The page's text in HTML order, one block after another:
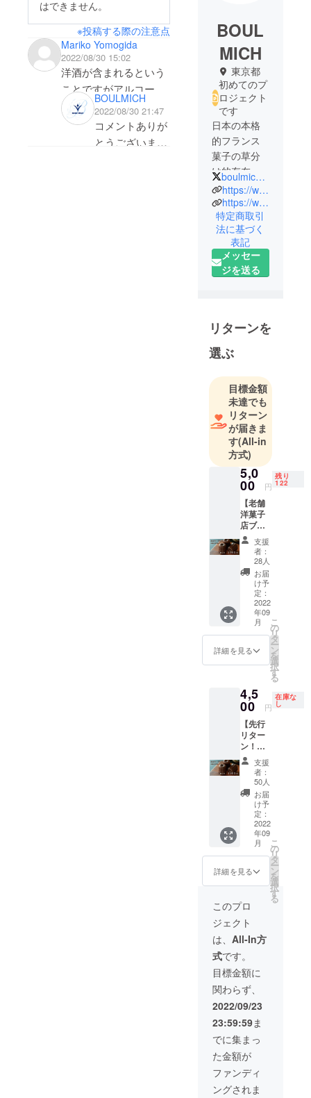
はできません。
※投稿する際の注意点
Mariko Yomogida
2022/08/30 15:02
洋酒が含まれるという
ことですがアルコール
は飛んでいないので
しょうか。トースター
で温めても無理でしょ
BOULMICH
2022/08/30 21:47
コメントありが
とうございま
BOUL
MICH
東京都
初めてのプ
ロジェクト
です
日本の本格
的フランス
菓子の草分
け的存在と
して知られ
ています。
店主・吉田
菊次郎がフ
ランス・パ
リで研鑽し
た伝統的な
新しい創作
菓子に挑戦
していま
boulmich2013
https://www.boulmich.co.jp/
https://www.instagram.com/boulmich_official/
特定商取引
法に基づく
表記
メッセー
ジを送る
リターンを
選ぶ
目標金額
未達でも
リターン
が届きま
す(All-in
方式)
5,0
00 円
残り
122
【老舗
洋菓子
店ブー
ルミッ
シュが
作る完
全オリ
ジナル
カヌ
レ】 ー
１セッ
ト：8個
入り ク
ラウド
ファン
では手
に入ら
ないオ
リジナ
ルカヌ
レ。 熟
練のパ
ティシ
エ達が
丹精込
めて作
りあげ
まし
た。 こ
の機会
に是非
お召し
い。
支援
者：
28人
お届
け予
定：
2022
年09
月
詳細を見る
こ
の
リ
タ
ー
ン
を
選
択
す
る
4,5
00 円
在庫な
し
【先行
リター
ン！早
割！50
名様限
定セッ
ト】 ー
１セッ
ト：8個
入り ク
ラウド
ファン
ディン
グ以外
では手
ないオ
リジナ
ルカヌ
レ。 熟
練のパ
ティシ
エ達が
丹精込
めて作
りあげ
まし
た。 こ
の機会
に是非
お召し
上がり
くださ
い。
支援
者：
50人
お届
け予
定：
2022
年09
月
詳細を見る
こ
の
リ
タ
ー
ン
を
選
択
す
る
このプロ
ジェクト
は、 All-In方
式です。
目標金額に
関わらず、
2022/09/23
23:59:59ま
でに集まっ
た金額が
ファンディ
ングされま